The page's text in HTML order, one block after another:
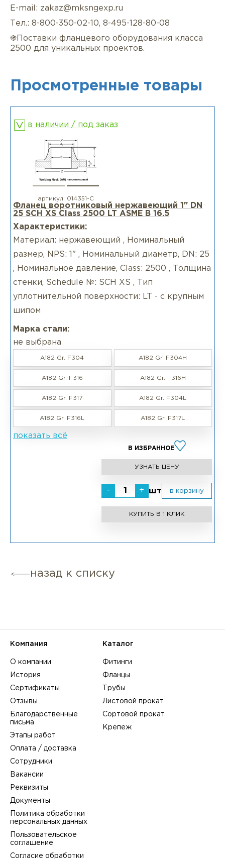
E-mail: zakaz@mksngexp.ru
Тел.: 8-800-350-02-10, 8-495-128-80-08
֍Поставки фланцевого оборудования класса
2500 для уникальных проектов.
Просмотренные товары
в наличии / под заказ
артикул: 014351-С
Фланец воротниковый нержавеющий 1" DN
25 SCH XS Class 2500 LT ASME B 16.5
Характеристики:
Материал: нержавеющий , Номинальный
размер, NPS: 1" , Номинальный диаметр, DN: 25
, Номинальное давление, Class: 2500 , Толщина
стенки, Schedule №: SCH XS , Тип
уплотнительной поверхности: LT - с крупным
шипом
Марка стали:
не выбрана
A182 Gr. F304 A182 Gr. F304H
A182 Gr. F316 A182 Gr. F316H
A182 Gr. F317 A182 Gr. F304L
A182 Gr. F316L A182 Gr. F317L
показать всё
В ИЗБРАННОЕ
УЗНАТЬ ЦЕНУ
- + шт в корзину
КУПИТЬ В 1 КЛИК
назад к списку
Компания
О компании
История
Сертификаты
Отзывы
Благодарственные
письма
Этапы работ
Оплата / доставка
Сотрудники
Вакансии
Реквизиты
Документы
Политика обработки
персональных данных
Пользовательское
соглашение
Согласие обработки
Каталог
Фитинги
Фланцы
Трубы
Листовой прокат
Сортовой прокат
Крепеж